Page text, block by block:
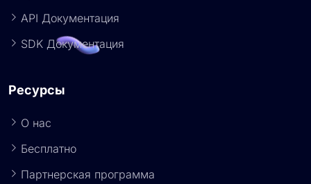
API Документация
SDK Документация
Ресурсы
О нас
Бесплатно
Партнерская программа